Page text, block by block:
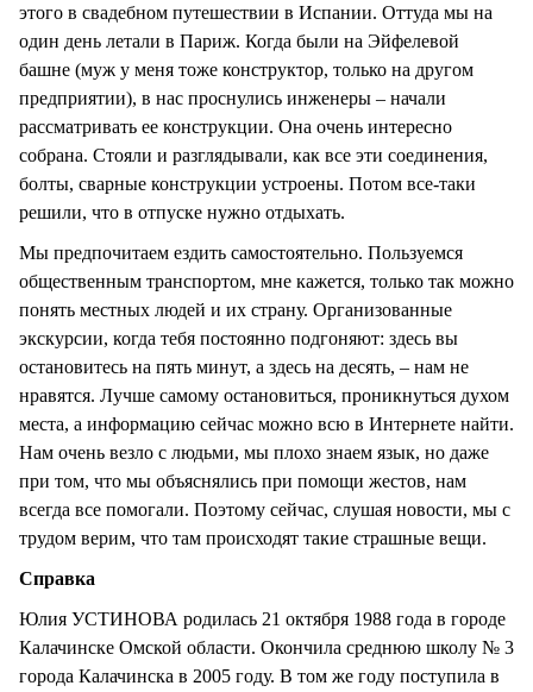
этого в свадебном путешествии в Испании. Оттуда мы на
один день летали в Париж. Когда были на Эйфелевой
башне (муж у меня тоже конструктор, только на другом
предприятии), в нас проснулись инженеры – начали
рассматривать ее конструкции. Она очень интересно
собрана. Стояли и разглядывали, как все эти соединения,
болты, сварные конструкции устроены. Потом все-таки
решили, что в отпуске нужно отдыхать.
Мы предпочитаем ездить самостоятельно. Пользуемся
общественным транспортом, мне кажется, только так можно
понять местных людей и их страну. Организованные
экскурсии, когда тебя постоянно подгоняют: здесь вы
остановитесь на пять минут, а здесь на десять, – нам не
нравятся. Лучше самому остановиться, проникнуться духом
места, а информацию сейчас можно всю в Интернете найти.
Нам очень везло с людьми, мы плохо знаем язык, но даже
при том, что мы объяснялись при помощи жестов, нам
всегда все помогали. Поэтому сейчас, слушая новости, мы с
трудом верим, что там происходят такие страшные вещи.
Справка
Юлия УСТИНОВА родилась 21 октября 1988 года в городе
Калачинске Омской области. Окончила среднюю школу № 3
города Калачинска в 2005 году. В том же году поступила в